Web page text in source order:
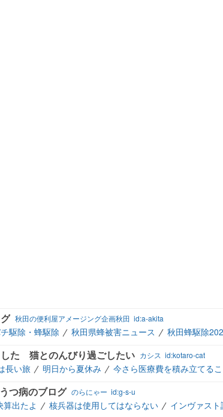
秋田の便利屋アメージング企画秋田 id:a-akita
駆除・蜂駆除 秋田県蜂被害ニュース 秋田蜂駆除
た 猫とのんびり過ごしたい カシス id:kotaro-cat
長い旅 明日から夏休み 今さら医療費を積み立てる
つ病のブログ のらにゃー id:g-s-u
出たよ 核兵器は使用してはならない インヴァス